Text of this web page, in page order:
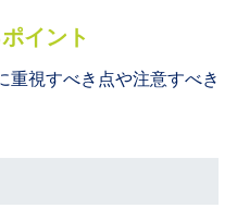
イント
重視すべき点や注意すべき